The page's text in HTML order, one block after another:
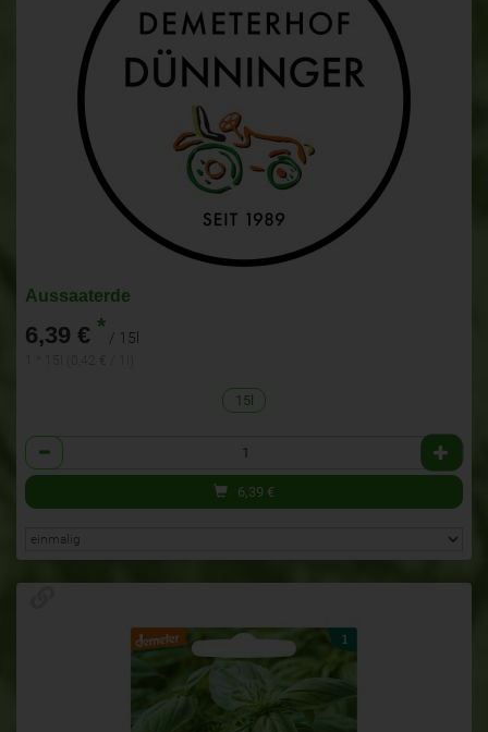
Aussaaterde
6,39 € * / 15l
15l
Anzahl
6,39 €